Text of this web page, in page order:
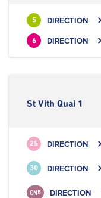
5 DIRECTION
6 DIRECTION
St Vith Quai 1
25 DIRECTION
30 DIRECTION
CN5 DIRECTION